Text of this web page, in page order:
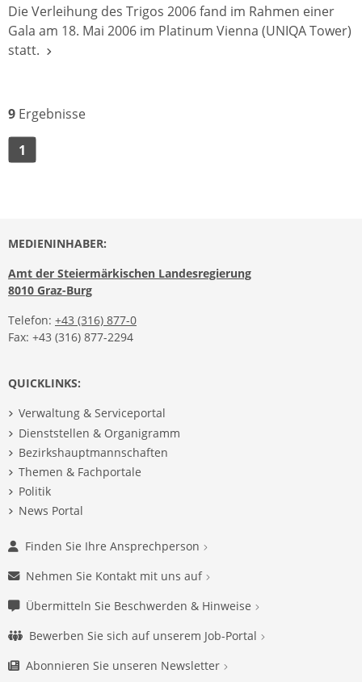
Die Verleihung des Trigos 2006 fand im Rahmen einer
Gala am 18. Mai 2006 im Platinum Vienna (UNIQA Tower)
statt.
9 Ergebnisse
1
MEDIENINHABER:
Amt der Steiermärkischen Landesregierung
8010 Graz-Burg
Telefon: +43 (316) 877-0
Fax: +43 (316) 877-2294
QUICKLINKS:
Verwaltung & Serviceportal
Dienststellen & Organigramm
Bezirkshauptmannschaften
Themen & Fachportale
Politik
News Portal
Finden Sie Ihre Ansprechperson
Nehmen Sie Kontakt mit uns auf
Übermitteln Sie Beschwerden & Hinweise
Bewerben Sie sich auf unserem Job-Portal
Abonnieren Sie unseren Newsletter